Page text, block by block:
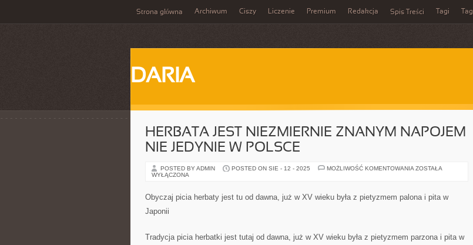
Strona główna Archiwum Ciszy Liczenie Premium Redakcja Spis Treści Tagi
DARIA
HERBATA JEST NIEZMIERNIE ZNANYM NAPOJEM
NIE JEDYNIE W POLSCE
POSTED BY ADMIN POSTED ON SIE - 12 - 2025 MOŻLIWOŚĆ KOMENTOWANIA HERBATA
NAPOJEM
NIE
ZOSTAŁA
WYŁĄCZONA
Obyczaj picia herbaty jest tu od dawna, już w XV wieku była z pietyzmem palona i pita w
Japonii
Tradycja picia herbatki jest tutaj od dawna, już w XV wieku była z pietyzmem parzona i pita w